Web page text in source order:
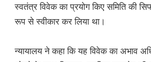
स्वतंत्र विवेक का प्रयोग किए समिति की
रूप से स्वीकार कर लिया था।
न्यायालय ने कहा कि यह विवेक का अभाव